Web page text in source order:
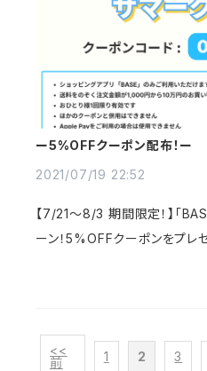
ー5%OFFクーポン配布！ー
2021/07/19 22:52
【7/21～8/3 期間限定！】「
ーン！5%OFFクーポンをプ
<<
前
1 2 3